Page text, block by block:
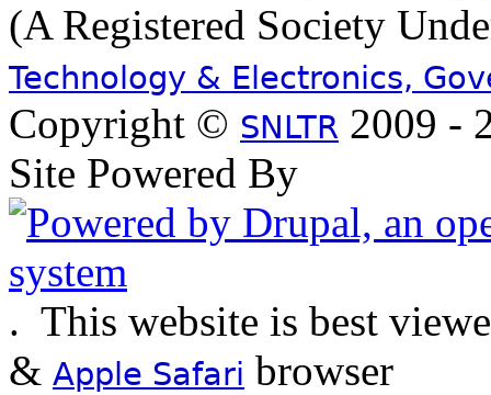
(A Registered Society
Technology & Electronics,
Copyright © SNLTR 2009 -
Site Powered By
. This website is best
& Apple Safari browser